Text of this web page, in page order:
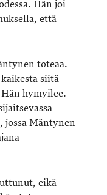
Hän joi
että
toteaa.
siitä
hymyilee.
jossa Mäntynen
eikä